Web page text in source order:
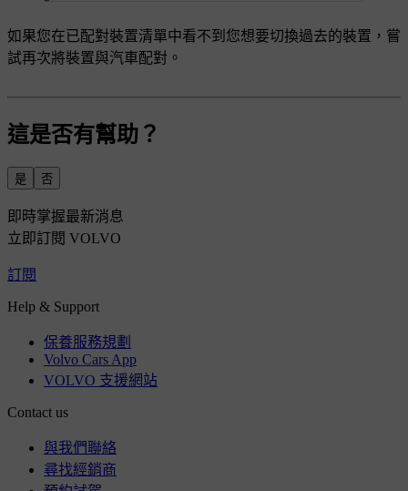
如果您在已配對裝置清單中看不到您想要切換過去的裝置，嘗
試再次將裝置與汽車配對。
這是否有幫助？
是 否